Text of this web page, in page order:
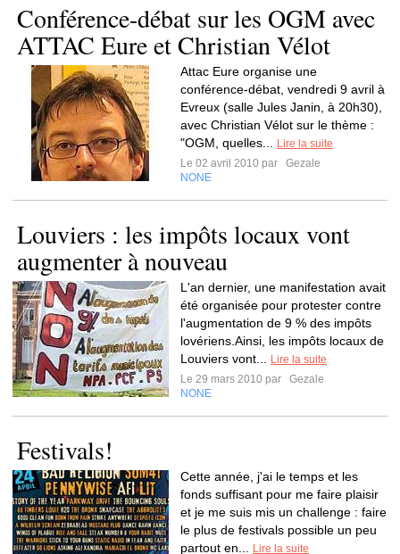
Conférence-débat sur les OGM avec
ATTAC Eure et Christian Vélot
Attac Eure organise une
conférence-débat, vendredi 9 avril à
Evreux (salle Jules Janin, à 20h30),
avec Christian Vélot sur le thème :
"OGM, quelles...
Lire la suite
Le 02 avril 2010 par
Gezale
NONE
Louviers : les impôts locaux vont
augmenter à nouveau
L'an dernier, une manifestation avait
été organisée pour protester contre
l'augmentation de 9 % des impôts
lovériens.Ainsi, les impôts locaux de
Louviers vont...
Lire la suite
Le 29 mars 2010 par
Gezale
NONE
Festivals!
Cette année, j'ai le temps et les
fonds suffisant pour me faire plaisir
et je me suis mis un challenge : faire
le plus de festivals possible un peu
partout en...
Lire la suite